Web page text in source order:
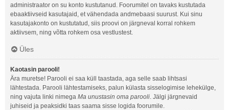
administraator on su konto kustutanud. Foorumitel on tavaks kustutada
ebaaktiivseid kasutajaid, et vähendada andmebaasi suurust. Kui sinu
kasutajakonto on kustutatud, siis proovi on järgneval korral rohkem
aktiivsem, ning võtta rohkem osa vestlustest.
Üles
Kaotasin parooli!
Ära muretse! Parooli ei saa küll taastada, aga selle saab lihtsasi
lähtestada. Parooli lähtestamiseks, palun külasta sisselogimise lehekülge,
ning vajuta linki nimega Ma unustasin oma parooli. Jälgi järgnevaid
juhiseid ja peaksidki taas saama sisse logida foorumile.